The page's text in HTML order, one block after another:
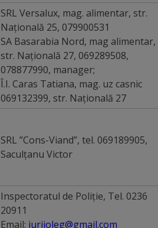
SRL Versalux, mag. alimentar, str.
Națională 25, 079900531
SA Basarabia Nord, mag alimentar,
str. Națională 27, 069289508,
078877990, manager;
Î.I. Caras Tatiana, mag. uz casnic
069132399, str. Națională 27
SRL ”Cons-Viand”, tel. 069189905,
Saculțanu Victor
Inspectoratul de Poliţie, Tel. 0236
20911
Email: iuriioleg@gmail.com